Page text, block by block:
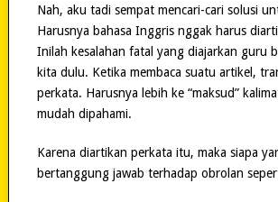
Nah, aku tadi sempat mencari-cari solusi
Harusnya bahasa Inggris nggak harus
Inilah kesalahan fatal yang diajarkan guru
kita dulu. Ketika membaca suatu artikel,
perkata. Harusnya lebih ke “maksud”
mudah dipahami.
Karena diartikan perkata itu, maka siapa
bertanggung jawab terhadap obrolan